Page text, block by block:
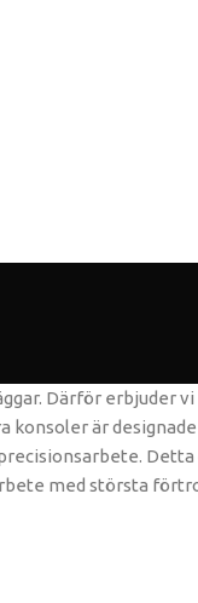
Därför erbjuder
är
med största